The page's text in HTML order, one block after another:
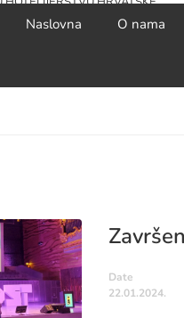
Naslovna O nama
Date
22.01.2024.